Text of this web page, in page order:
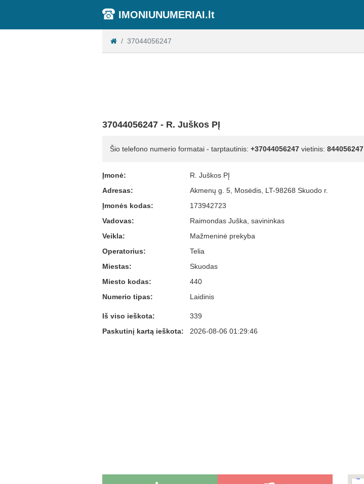
IMONIUNUMERIAI.lt
37044056247
37044056247 - R. Juškos PĮ
Šio telefono numerio formatai - tarptautinis: +37044056247 vietinis: 844056247
Įmonė:
R. Juškos PĮ
Adresas:
Akmenų g. 5, Mosėdis, LT-98268 Skuodo r.
Įmonės kodas:
173942723
Vadovas:
Raimondas Juška, savininkas
Veikla:
Mažmeninė prekyba
Operatorius:
Telia
Miestas:
Skuodas
Miesto kodas:
440
Numerio tipas:
Laidinis
Iš viso ieškota:
339
Paskutinį kartą ieškota:
2026-08-06 01:29:46